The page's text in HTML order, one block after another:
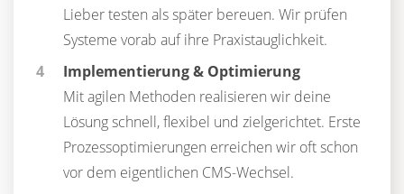
Lieber testen als später bereuen. Wir prüfen
Systeme vorab auf ihre Praxistauglichkeit.
Implementierung & Optimierung
Mit agilen Methoden realisieren wir deine
Lösung schnell, flexibel und zielgerichtet. Erste
Prozessoptimierungen erreichen wir oft schon
vor dem eigentlichen CMS-Wechsel.